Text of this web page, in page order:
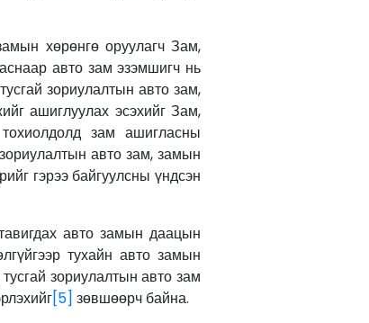
хөрөнгө оруулагч Зам,
авто зам эзэмшигч нь
зориулалтын авто зам,
ашиглуулах эсэхийг Зам,
зам ашигласны
авто зам, замын
гэрээ байгуулсны үндсэн
авто замын даацын
тухайн авто замын
зориулалтын авто зам
[5] зөвшөөрч байна.